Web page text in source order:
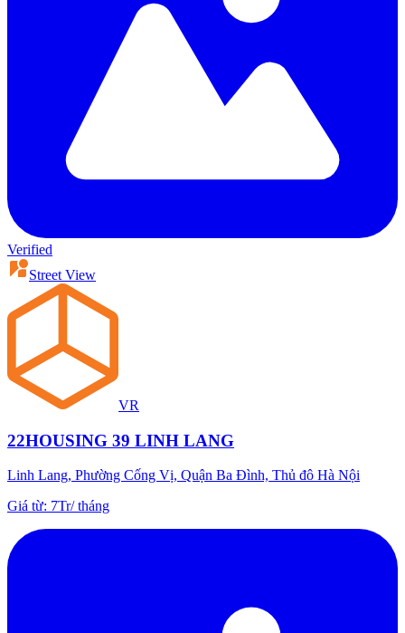
Verified
Street View
VR
22HOUSING 39 LINH LANG
Linh Lang, Phường Cống Vị, Quận Ba Đình, Thủ đô Hà Nội
Giá từ: 7Tr/tháng